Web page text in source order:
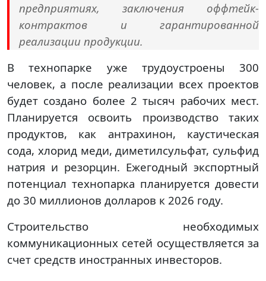
предприятиях, заключения оффтейк-
контрактов и гарантированной
реализации продукции.
В технопарке уже трудоустроены 300
человек, а после реализации всех проектов
будет создано более 2 тысяч рабочих мест.
Планируется освоить производство таких
продуктов, как антрахинон, каустическая
сода, хлорид меди, диметилсульфат, сульфид
натрия и резорцин. Ежегодный экспортный
потенциал технопарка планируется довести
до 30 миллионов долларов к 2026 году.
Строительство необходимых
коммуникационных сетей осуществляется за
счет средств иностранных инвесторов.